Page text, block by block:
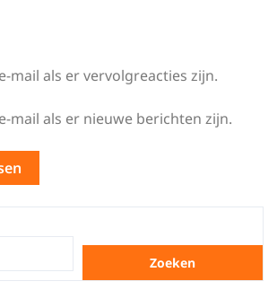
mail als er vervolgreacties zijn.
mail als er nieuwe berichten zijn.
Zoeken